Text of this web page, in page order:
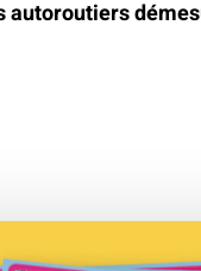
autoroutiers